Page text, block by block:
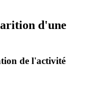
d'une
de l'activité